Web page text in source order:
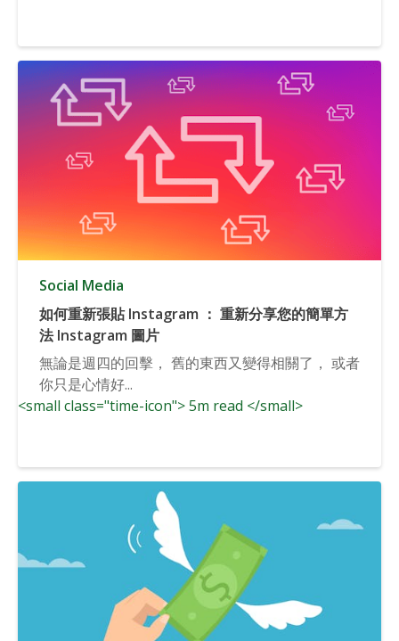
Social Media
如何重新張貼 Instagram ： 重新分享您的簡單方
法 Instagram 圖片
無論是週四的回擊， 舊的東西又變得相關了， 或者
你只是心情好...
<small class="time-icon"> 5m read </small>